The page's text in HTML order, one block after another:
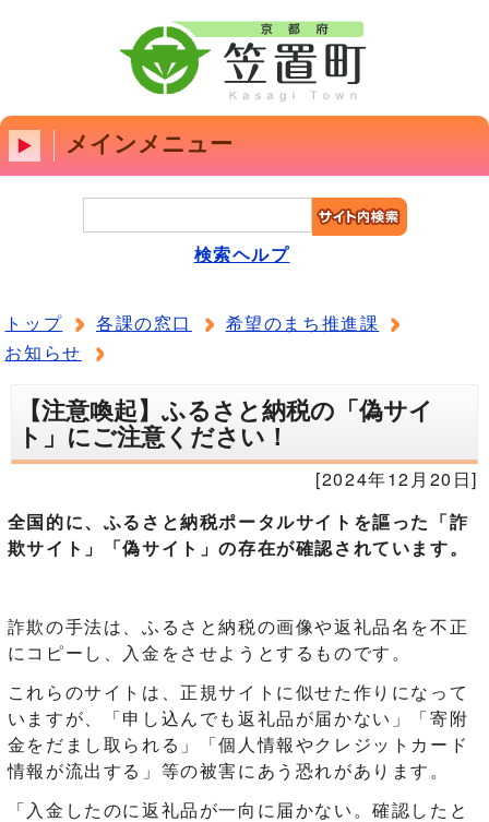
メインメニュー
検索ヘルプ
トップ 各課の窓口
希望のまち推進課
お知らせ
【注意喚起】ふるさと納税の「偽サイ
ト」にご注意ください！
[2024年12月20日]
全国的に、ふるさと納税ポータルサイトを謳った「詐
欺サイト」「偽サイト」の存在が確認されています。
詐欺の手法は、ふるさと納税の画像や返礼品名を不正
にコピーし、入金をさせようとするものです。
これらのサイトは、正規サイトに似せた作りになって
いますが、「申し込んでも返礼品が届かない」「寄附
金をだまし取られる」「個人情報やクレジットカード
情報が流出する」等の被害にあう恐れがあります。
「入金したのに返礼品が一向に届かない。確認したと